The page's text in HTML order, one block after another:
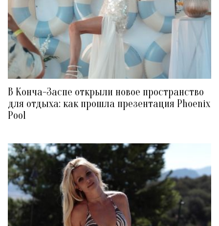
В Конча-Заспе открыли новое пространство
для отдыха: как прошла презентация Phoenix
Pool